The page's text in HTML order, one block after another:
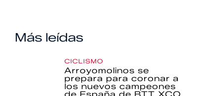
Más leídas
CICLISMO
Arroyomolinos se
prepara para coronar a
los nuevos campeones
de España de BTT XCO